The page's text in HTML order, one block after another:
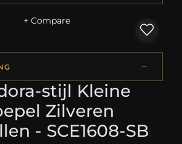
+ Compare
stijl Kleine
Zilveren
- SCE1608-SB